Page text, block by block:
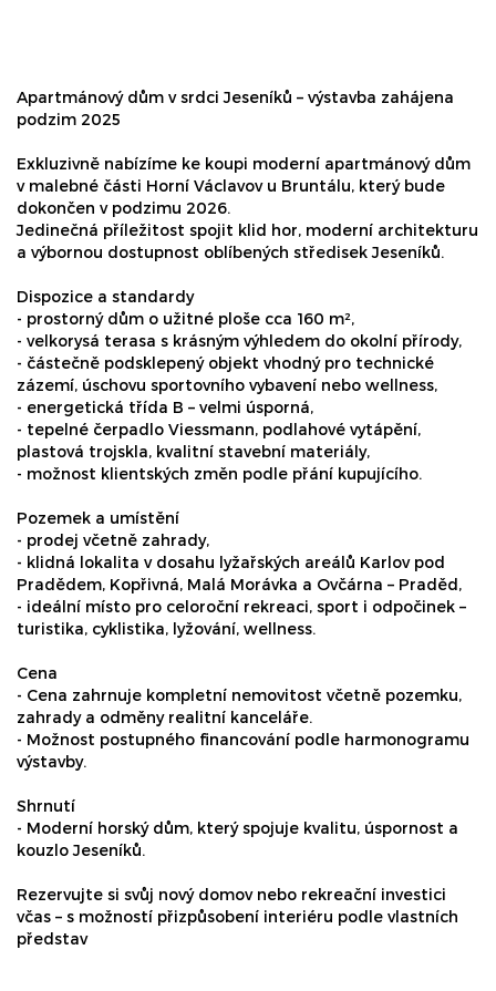
Apartmánový dům v srdci Jeseníků – výstavba zahájena
podzim 2025
Exkluzivně nabízíme ke koupi moderní apartmánový dům
v malebné části Horní Václavov u Bruntálu, který bude
dokončen v podzimu 2026.
Jedinečná příležitost spojit klid hor, moderní architekturu
a výbornou dostupnost oblíbených středisek Jeseníků.
Dispozice a standardy
- prostorný dům o užitné ploše cca 160 m²,
- velkorysá terasa s krásným výhledem do okolní přírody,
- částečně podsklepený objekt vhodný pro technické
zázemí, úschovu sportovního vybavení nebo wellness,
- energetická třída B – velmi úsporná,
- tepelné čerpadlo Viessmann, podlahové vytápění,
plastová trojskla, kvalitní stavební materiály,
- možnost klientských změn podle přání kupujícího.
Pozemek a umístění
- prodej včetně zahrady,
- klidná lokalita v dosahu lyžařských areálů Karlov pod
Pradědem, Kopřivná, Malá Morávka a Ovčárna – Praděd,
- ideální místo pro celoroční rekreaci, sport i odpočinek –
turistika, cyklistika, lyžování, wellness.
Cena
- Cena zahrnuje kompletní nemovitost včetně pozemku,
zahrady a odměny realitní kanceláře.
- Možnost postupného financování podle harmonogramu
výstavby.
Shrnutí
- Moderní horský dům, který spojuje kvalitu, úspornost a
kouzlo Jeseníků.
Rezervujte si svůj nový domov nebo rekreační investici
včas – s možností přizpůsobení interiéru podle vlastních
představ